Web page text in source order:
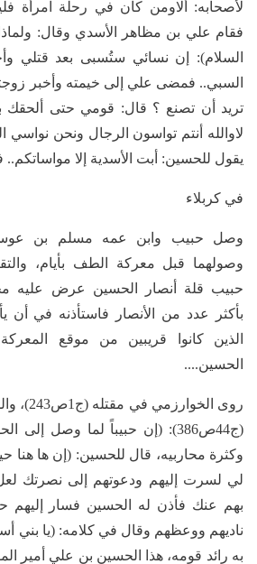
لأصحابه: ألاومن كان في رحلة امرأة
فقام علي بن مظاهر الأسدي وقال:
السلام): إن نسائي ستُسبى بعد قتلي
السبي.. فمضى علي إلى خيمته وأخبر
تريد أن تصنع ؟ قال: قومي حتى ألحقك
لاوالله أنتم تواسون الرجال ونحن
يقول للحسين: أبت الأسدية إلا
في كربلاء
وصل حبيب وابن عمه مسلم بن
وصولهما قبل معركة الطف بأيام،
حبيب قلة أنصار الحسين عرض عليه
بأكثر عدد من الأنصار فاستأذنه في
الذين كانوا قريبين من موقع
الحسين....
روى
(ج44ص386): (إن حبيباً لما وصل
وكثرة محاربيه، قال للحسين: (إن ها هنا
لي لسرت إليهم ودعوتهم إلى نصرتك لعل
بهم عنك فأذن له الحسين فسار
ناديهم ووعظهم وقال في كلامه: (يا بني
به رائد قومه، هذا الحسين بن علي أمير